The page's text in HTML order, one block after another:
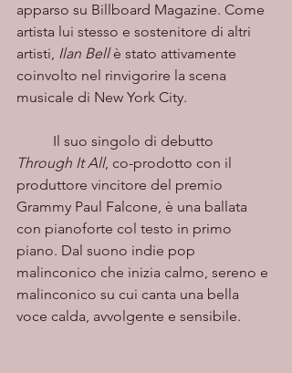
apparso su Billboard Magazine. Come
artista lui stesso e sostenitore di altri
artisti, Ilan Bell è stato attivamente
coinvolto nel rinvigorire la scena
musicale di New York City.
	Il suo singolo di debutto
Through It All, co-prodotto con il
produttore vincitore del premio
Grammy Paul Falcone, è una ballata
con pianoforte col testo in primo
piano. Dal suono indie pop
malinconico che inizia calmo, sereno e
malinconico su cui canta una bella
voce calda, avvolgente e sensibile.